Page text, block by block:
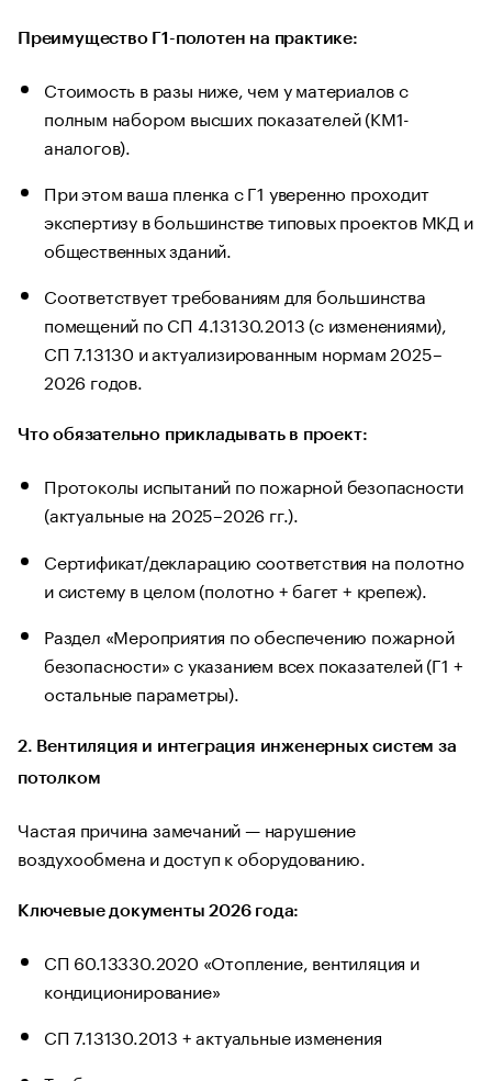
Преимущество Г1-полотен на практике:
Стоимость в разы ниже, чем у материалов с
полным набором высших показателей (КМ1-
аналогов).
При этом ваша пленка с Г1 уверенно проходит
экспертизу в большинстве типовых проектов МКД и
общественных зданий.
Соответствует требованиям для большинства
помещений по СП 4.13130.2013 (с изменениями),
СП 7.13130 и актуализированным нормам 2025–
2026 годов.
Что обязательно прикладывать в проект:
Протоколы испытаний по пожарной безопасности
(актуальные на 2025–2026 гг.).
Сертификат/декларацию соответствия на полотно
и систему в целом (полотно + багет + крепеж).
Раздел «Мероприятия по обеспечению пожарной
безопасности» с указанием всех показателей (Г1 +
остальные параметры).
2. Вентиляция и интеграция инженерных систем за
потолком
Частая причина замечаний — нарушение
воздухообмена и доступ к оборудованию.
Ключевые документы 2026 года:
СП 60.13330.2020 «Отопление, вентиляция и
кондиционирование»
СП 7.13130.2013 + актуальные изменения